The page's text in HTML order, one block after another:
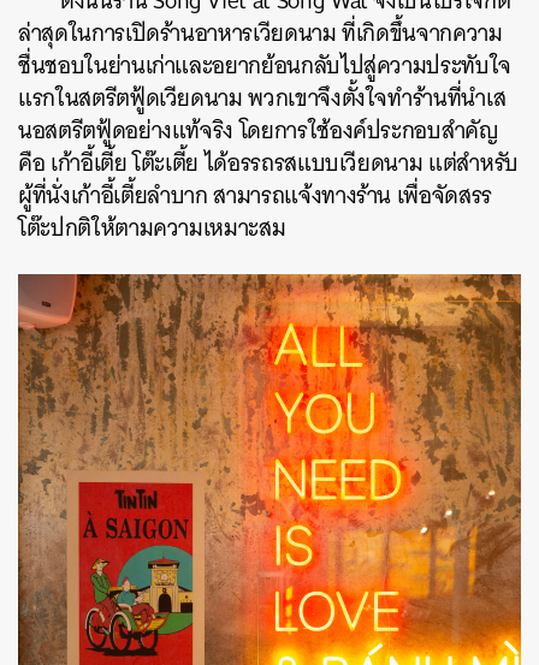
ล่าสุดในการเปิดร้านอาหารเวียดนาม ที่เกิดขึ้นจากความ
ชื่นชอบในย่านเก่าและอยากย้อนกลับไปสู่ความประทับใจ
แรกในสตรีตฟู้ดเวียดนาม พวกเขาจึงตั้งใจทำร้านที่นำเส
นอสตรีตฟู้ดอย่างแท้จริง โดยการใช้องค์ประกอบสำคัญ
คือ เก้าอี้เตี้ย โต๊ะเตี้ย ได้อรรถรสแบบเวียดนาม แต่สำหรับ
ผู้ที่นั่งเก้าอี้เตี้ยลำบาก สามารถแจ้งทางร้าน เพื่อจัดสรร
โต๊ะปกติให้ตามความเหมาะสม